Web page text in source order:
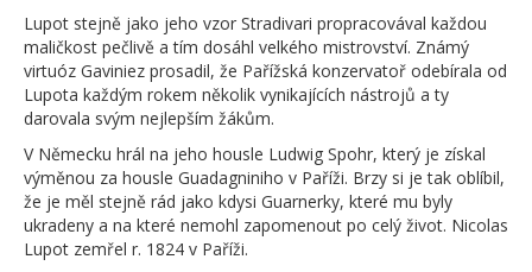
Lupot stejně jako jeho vzor Stradivari propracovával každou
maličkost pečlivě a tím dosáhl velkého mistrovství. Známý
virtuóz Gaviniez prosadil, že Pařížská konzervatoř odebírala od
Lupota každým rokem několik vynikajících nástrojů a ty
darovala svým nejlepším žákům.
V Německu hrál na jeho housle Ludwig Spohr, který je získal
výměnou za housle Guadagniniho v Paříži. Brzy si je tak oblíbil,
že je měl stejně rád jako kdysi Guarnerky, které mu byly
ukradeny a na které nemohl zapomenout po celý život. Nicolas
Lupot zemřel r. 1824 v Paříži.